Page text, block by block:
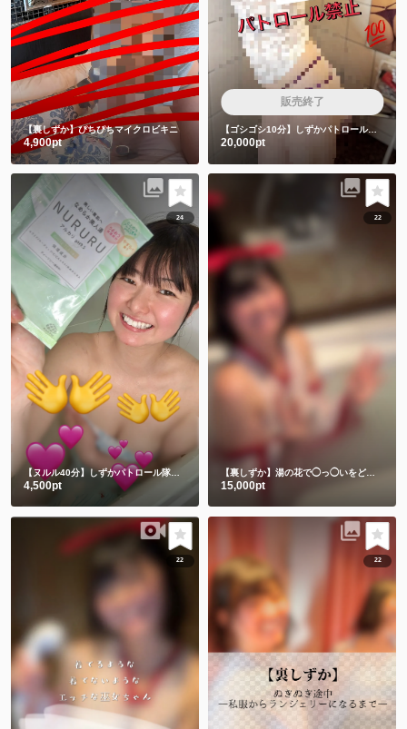
【裏しずか】ぴちぴちマイクロビキニ
4,900pt
販売終了
【ゴシゴシ10分】しずかパトロール隊は絶対みちゃダメです🙅
20,000pt
24
【ヌルル40分】しずかパトロール隊集合🚨
4,500pt
22
15,000pt
22 22